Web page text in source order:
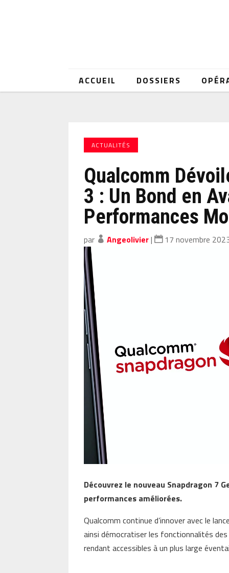
ACCUEIL DOSSIERS
ACTUALITÉS
Qualcomm
3 : Un Bond en
Performances
par Angeolivier| 17 novembre
Découvrez le nouveau Snapdragon 7
performances améliorées.
Qualcomm continue d’innover avec le
ainsi démocratiser les fonctionnalités
rendant accessibles à un plus large